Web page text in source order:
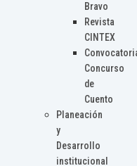
Bravo
Revista
CINTEX
Concurso
de
Cuento
Planeación
y
Desarrollo
institucional